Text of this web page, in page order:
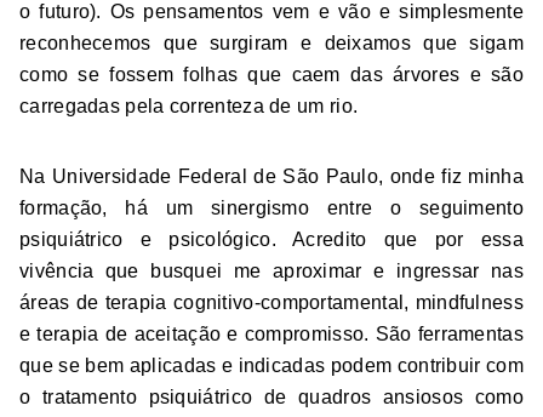
o futuro). Os pensamentos vem e vão e simplesmente
reconhecemos que surgiram e deixamos que sigam
como se fossem folhas que caem das árvores e são
carregadas pela correnteza de um rio.
Na Universidade Federal de São Paulo, onde fiz minha
formação, há um sinergismo entre o seguimento
psiquiátrico e psicológico. Acredito que por essa
vivência que busquei me aproximar e ingressar nas
áreas de terapia cognitivo-comportamental, mindfulness
e terapia de aceitação e compromisso. São ferramentas
que se bem aplicadas e indicadas podem contribuir com
o tratamento psiquiátrico de quadros ansiosos como